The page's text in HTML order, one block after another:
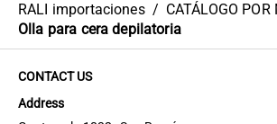
RALI importaciones / CATÁLOGO POR
Olla para cera depilatoria
CONTACT US
Address